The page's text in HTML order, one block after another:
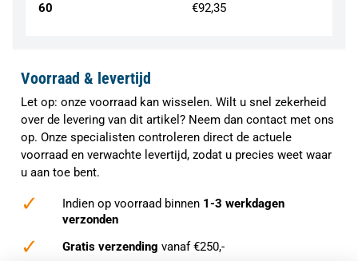
60 €92,35
Voorraad & levertijd
Let op: onze voorraad kan wisselen. Wilt u snel zekerheid
over de levering van dit artikel? Neem dan contact met ons
op. Onze specialisten controleren direct de actuele
voorraad en verwachte levertijd, zodat u precies weet waar
u aan toe bent.
✓ Indien op voorraad binnen 1-3 werkdagen
verzonden
✓ Gratis verzending vanaf €250,-